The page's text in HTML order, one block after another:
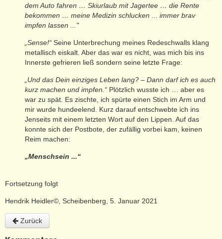
dem Auto fahren … Skiurlaub mit Jagertee … die Rente
bekommen … meine Medizin schlucken ... immer brav
impfen lassen ..."
„Sense!“ Seine Unterbrechung meines Redeschwalls klang
metallisch eiskalt. Aber das war es nicht, was mich bis ins
Innerste gefrieren ließ sondern seine letzte Frage:
„Und das Dein einziges Leben lang? – Dann darf ich es auch
kurz machen und impfen.“ Plötzlich wusste ich … aber es
war zu spät. Es zischte, ich spürte einen Stich im Arm und
mir wurde hundeelend. Kurz darauf entschwebte ich ins
Jenseits mit einem letzten Wort auf den Lippen. Auf das
konnte sich der Postbote, der zufällig vorbei kam, keinen
Reim machen:
„Menschsein ...“
Fortsetzung folgt
Hendrik Heidler©, Scheibenberg, 5. Januar 2021
Zurück